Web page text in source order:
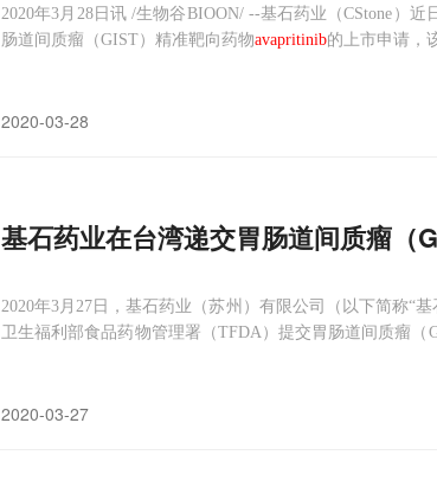
2020年3月28日讯 /生物谷BIOON/ --基石药业（CStone）
肠道间质瘤（GIST）精准靶向药物avapritinib的上市申请，
2020-03-28
基石药业在台湾递交胃肠道间质瘤（
2020年3月27日，基石药业（苏州）有限公司（以下简称“
卫生福利部食品药物管理署（TFDA）提交胃肠道间质瘤（
2020-03-27